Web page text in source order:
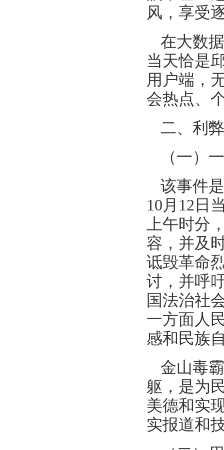
风，享受
在大数
当天恰是
用户端，
会热点、
二、利
（一）
该事件
10月12日
上午时分
容，并及
诋毁革命
讨，并呼
国法治社
一方面人
感和民族
金山毒
躯，是为
美德和实
实报道和